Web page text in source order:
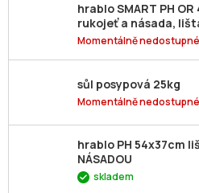
hrablo SMART PH
rukojeť a násada,
Momentálně nedostupné
sůl posypová 25kg
Momentálně nedostupné
hrablo PH 54x37cm
NÁSADOU
skladem